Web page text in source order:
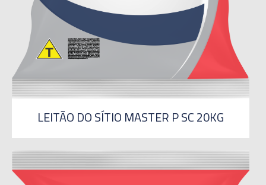
LEITÃO DO SÍTIO MASTER P SC 20KG